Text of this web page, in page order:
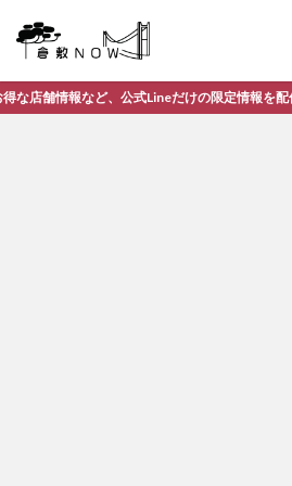
ど、公式Lineだけの限定情報を配信中！